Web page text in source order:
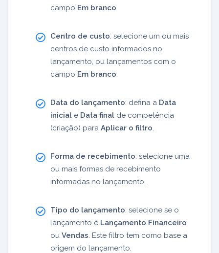
campo Em branco
Centro de custo: selecione um ou mais
centros de custo informados no
lançamento, ou lançamentos com o
campo Em branco
Data do lançamento: defina a Data
inicial e Data final de competência
(criação) para Aplicar o filtro
Forma de recebimento: selecione uma
ou mais formas de recebimento
informadas no lançamento.
Tipo do lançamento: selecione se o
lançamento é Lançamento Financeiro
ou Vendas . Este filtro tem como base a
origem do lançamento.